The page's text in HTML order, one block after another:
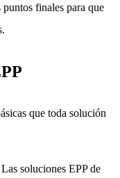
finales para que
que toda solución
soluciones EPP de